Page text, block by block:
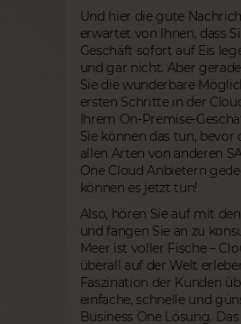
Und hier die gute
erwartet von Ihnen, dass
Geschäft sofort auf Eis
und gar nicht. Aber
Sie die wunderbare
ersten Schritte in der
Ihrem On-Premise-
Sie können das tun,
allen Arten von anderen
One Cloud Anbietern
können es jetzt tun!
Also, hören Sie auf mit
und fangen Sie an zu
Meer ist voller Fische –
überall auf der Welt
Faszination der Kunden
einfache, schnelle und
Business One Lösung.